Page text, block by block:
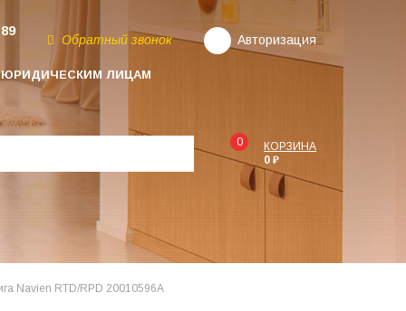
ЮРИДИЧЕСКИМ ЛИЦАМ
Обратный звонок Авторизация
0
КОРЗИНА
0 ₽
Navien RTD/RPD 20010596A